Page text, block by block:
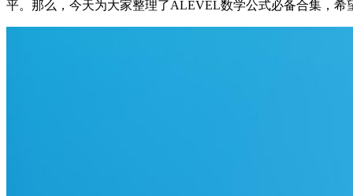
平。那么，今天为大家整理了ALEVEL数学公式必备合集，希